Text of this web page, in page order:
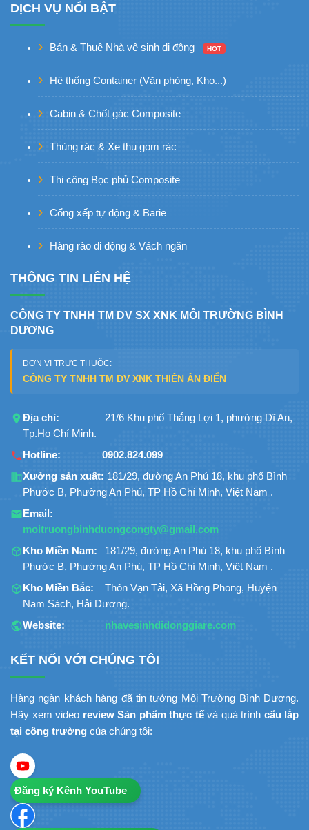
DỊCH VỤ NỔI BẬT
Bán & Thuê Nhà vệ sinh di động HOT
Hệ thống Container (Văn phòng, Kho...)
Cabin & Chốt gác Composite
Thùng rác & Xe thu gom rác
Thi công Bọc phủ Composite
Cổng xếp tự động & Barie
Hàng rào di động & Vách ngăn
THÔNG TIN LIÊN HỆ
CÔNG TY TNHH TM DV SX XNK MÔI TRƯỜNG BÌNH
DƯƠNG
ĐƠN VỊ TRỰC THUỘC:
CÔNG TY TNHH TM DV XNK THIÊN ÂN ĐIỂN
Địa chỉ:
21/6 Khu phố Thắng Lợi 1, phường Dĩ An,
Tp.Ho Chí Minh.
Hotline:
0902.824.099
Xưởng sản xuất: 181/29, đường An Phú 18, khu phố Bình
Phước B, Phường An Phú, TP Hồ Chí Minh, Việt Nam .
Email:
moitruongbinhduongcongty@gmail.com
Kho Miền Nam:
181/29, đường An Phú 18, khu phố Bình
Phước B, Phường An Phú, TP Hồ Chí Minh, Việt Nam .
Kho Miền Bắc:
Thôn Vạn Tải, Xã Hồng Phong, Huyện
Nam Sách, Hải Dương.
Website:
nhavesinhdidonggiare.com
KẾT NỐI VỚI CHÚNG TÔI
Hàng ngàn khách hàng đã tin tưởng Môi Trường Bình Dương.
Hãy xem video review Sản phẩm thực tếvà quá trình cẩu lắp
tại công trường của chúng tôi:
Đăng ký Kênh YouTube